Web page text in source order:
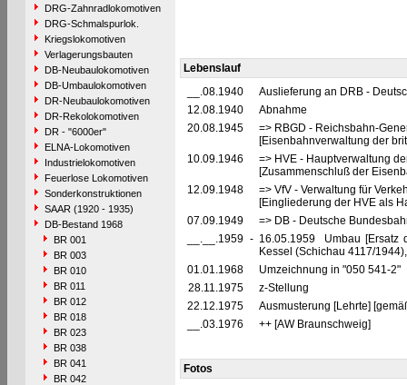
DRG-Zahnradlokomotiven
DRG-Schmalspurlok.
Kriegslokomotiven
Verlagerungsbauten
DB-Neubaulokomotiven
DB-Umbaulokomotiven
DR-Neubaulokomotiven
DR-Rekolokomotiven
DR - "6000er"
ELNA-Lokomotiven
Industrielokomotiven
Feuerlose Lokomotiven
Sonderkonstruktionen
SAAR (1920 - 1935)
DB-Bestand 1968
BR 001
BR 003
BR 010
BR 011
BR 012
BR 018
BR 023
BR 038
BR 041
BR 042
Lebenslauf
__.08.1940
Auslieferung an DRB -
12.08.1940
Abnahme
20.08.1945
=> RBGD - Reichsbahn-
[Eisenbahnverwaltung der
10.09.1946
=> HVE - Hauptverwaltung
[Zusammenschluß der
12.09.1948
=> VfV - Verwaltung für
[Eingliederung der HVE als
07.09.1949
=> DB - Deutsche
__.__.1959 - 16.05.1959 Umbau [Ersatz
Kessel (Schichau 4117/
01.01.1968
Umzeichnung in "050 541-2"
28.11.1975
z-Stellung
22.12.1975
Ausmusterung [Lehrte]
__.03.1976
++ [AW Braunschweig]
Fotos